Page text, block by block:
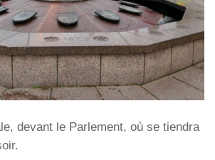
devant le Parlement, où se tiendra